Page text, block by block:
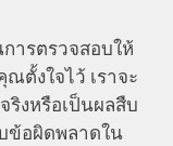
ารตรวจสอบให้
ตั้งใจไว้ เราจะ
งหรือเป็นผลสืบ
บข้อผิดพลาดใน